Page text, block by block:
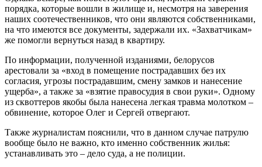
порядка, которые вошли в жилище и, несмотря на заверения
наших соотечественников, что они являются собственниками,
на что имеются все документы, задержали их. «Захватчикам»
же помогли вернуться назад в квартиру.
По информации, полученной изданиями, белорусов
арестовали за «вход в помещение пострадавших без их
согласия, угрозы пострадавшим, смену замков и нанесение
ущерба», а также за «взятие правосудия в свои руки». Одному
из сквоттеров якобы была нанесена легкая травма молотком –
обвинение, которое Олег и Сергей отвергают.
Также журналистам пояснили, что в данном случае патрулю
вообще было не важно, кто именно собственник жилья:
устанавливать это – дело суда, а не полиции.